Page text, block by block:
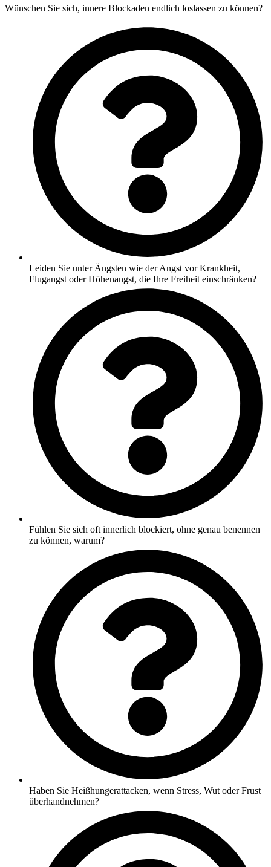
Wünschen Sie sich, innere Blockaden endlich loslassen zu können?
Leiden Sie unter Ängsten wie der Angst vor Krankheit,
Flugangst oder Höhenangst, die Ihre Freiheit einschränken?
Fühlen Sie sich oft innerlich blockiert, ohne genau benennen
zu können, warum?
Haben Sie Heißhungerattacken, wenn Stress, Wut oder Frust
überhandnehmen?